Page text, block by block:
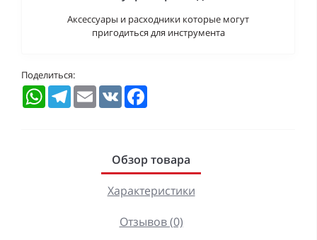
Аксессуары и расходники которые могут
пригодиться для инструмента
Поделиться:
WhatsAppTelegramEmail VK
Обзор товара
Характеристики
Отзывов (0)